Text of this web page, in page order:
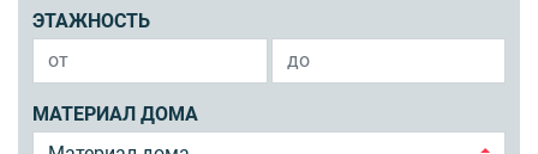
ЭТАЖНОСТЬ
МАТЕРИАЛ ДОМА